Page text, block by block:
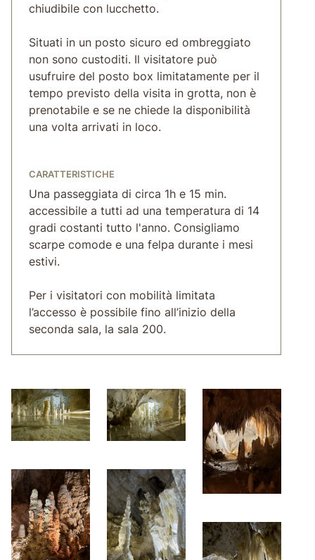
chiudibile con lucchetto.
Situati in un posto sicuro ed ombreggiato
non sono custoditi. Il visitatore può
usufruire del posto box limitatamente per il
tempo previsto della visita in grotta, non è
prenotabile e se ne chiede la disponibilità
una volta arrivati in loco.
CARATTERISTICHE
Una passeggiata di circa 1h e 15 min.
accessibile a tutti ad una temperatura di 14
gradi costanti tutto l'anno. Consigliamo
scarpe comode e una felpa durante i mesi
estivi.
Per i visitatori con mobilità limitata
l’accesso è possibile fino all’inizio della
seconda sala, la sala 200.